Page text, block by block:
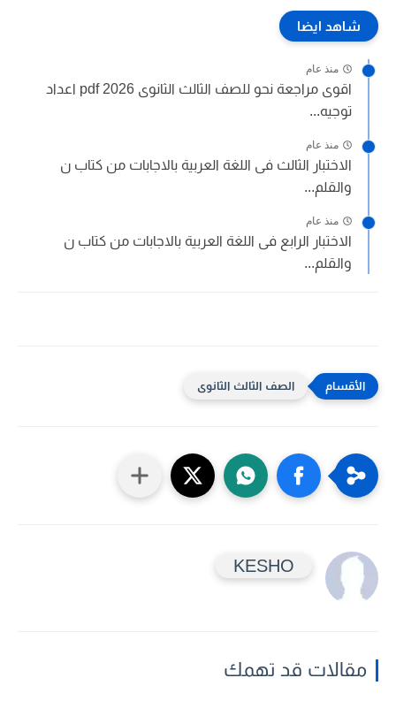
شاهد ايضا
منذ عام
اقوى مراجعة نحو للصف الثالث الثانوى 2026 pdf اعداد
توجيه...
منذ عام
الاختبار الثالث فى اللغة العربية بالاجابات من كتاب ن
والقلم...
منذ عام
الاختبار الرابع فى اللغة العربية بالاجابات من كتاب ن
والقلم...
الصف الثالث الثانوى
KESHO
مقالات قد تهمك